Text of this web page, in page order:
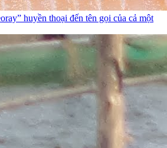
huyền thoại đến tên gọi của cả một